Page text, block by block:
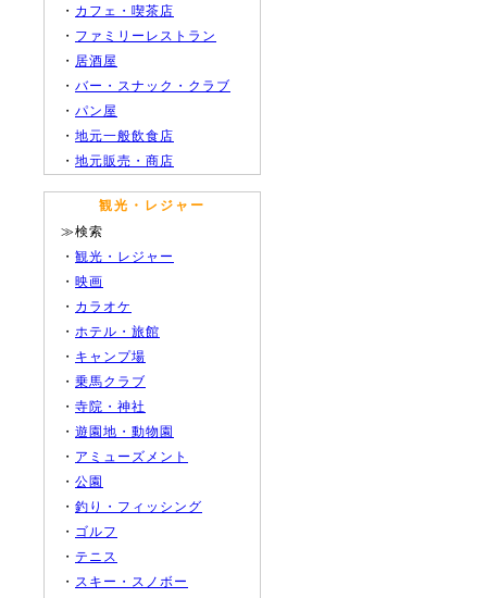
・ カフェ・喫茶店
・ ファミリーレストラン
・ 居酒屋
・ バー・スナック・クラブ
・ パン屋
・ 地元一般飲食店
・ 地元販売・商店
観光・レジャー
≫検索
・ 観光・レジャー
・ 映画
・ カラオケ
・ ホテル・旅館
・ キャンプ場
・ 乗馬クラブ
・ 寺院・神社
・ 遊園地・動物園
・ アミューズメント
・ 公園
・ 釣り・フィッシング
・ ゴルフ
・ テニス
・ スキー・スノボー